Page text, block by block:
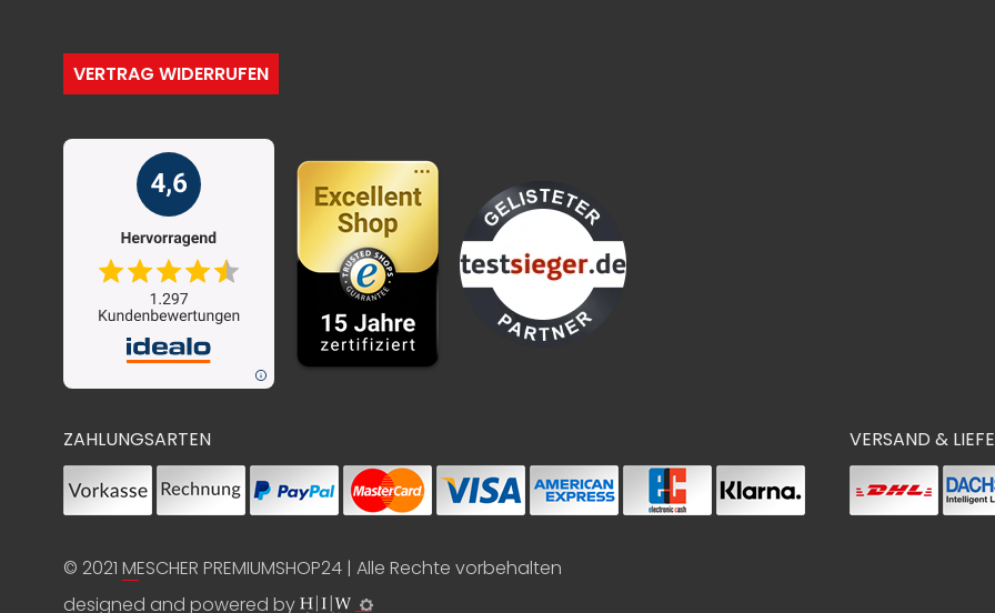
VERTRAG WIDERRUFEN
ZAHLUNGSARTEN VERSAND &
© 2021 MESCHER PREMIUMSHOP24 | Alle Rechte vorbehalten
designed and powered by